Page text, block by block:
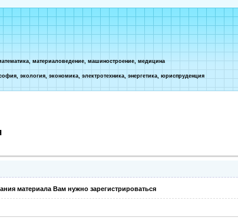
материаловедение, машиностроение, медицина
экология, экономика, электротехника, энергетика, юриспруденция
материала Вам нужно зарегистрироваться